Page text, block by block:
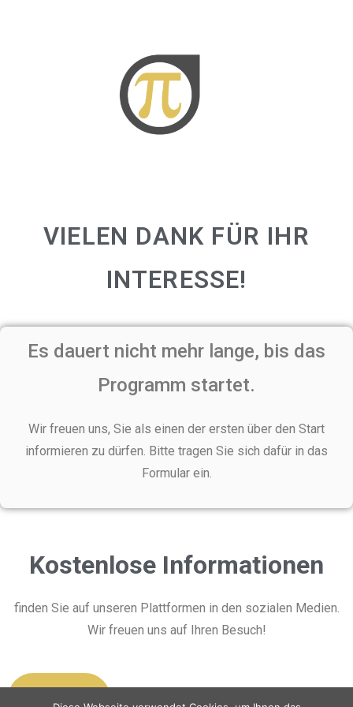
VIELEN DANK FÜR IHR
INTERESSE!
Es dauert nicht mehr lange, bis das
Programm startet.
Wir freuen uns, Sie als einen der ersten über den Start
informieren zu dürfen. Bitte tragen Sie sich dafür in das
Formular ein.
Kostenlose Informationen
finden Sie auf unseren Plattformen in den sozialen Medien.
Wir freuen uns auf Ihren Besuch!